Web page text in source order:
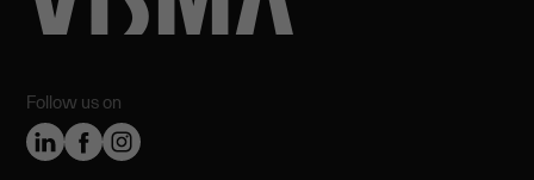
Follow us on